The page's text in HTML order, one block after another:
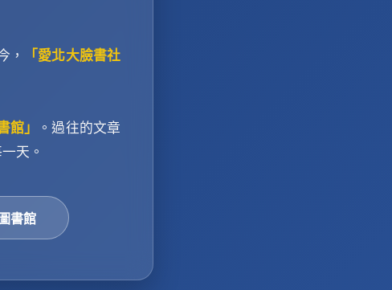
，
「愛北大臉書社
館」
。過往的文章
天。
書館